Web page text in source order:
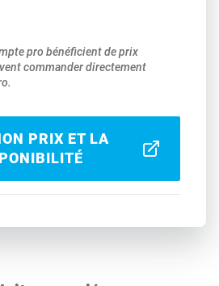
pro bénéficient de prix
commander directement
PRIX ET LA